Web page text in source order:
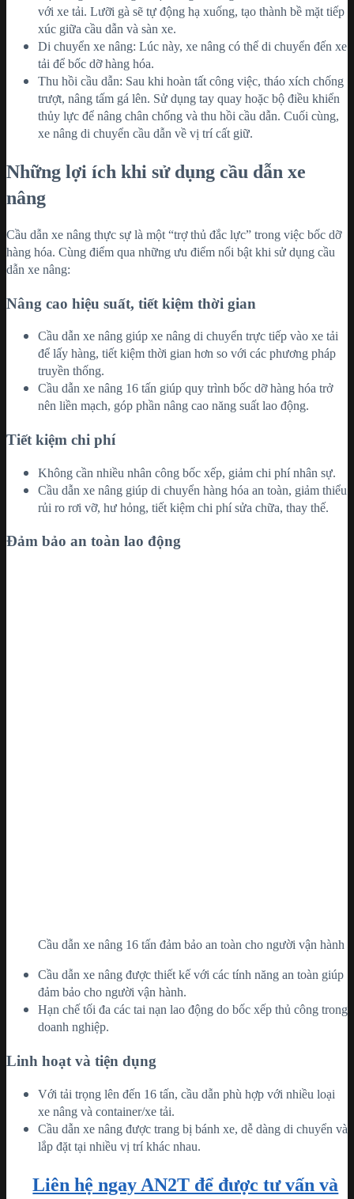
với xe tải. Lưỡi gà sẽ tự động hạ xuống, tạo thành bề mặt tiếp
xúc giữa cầu dẫn và sàn xe.
Di chuyển xe nâng: Lúc này, xe nâng có thể di chuyển đến xe
tải để bốc dỡ hàng hóa.
Thu hồi cầu dẫn: Sau khi hoàn tất công việc, tháo xích chống
trượt, nâng tấm gá lên. Sử dụng tay quay hoặc bộ điều khiển
thủy lực để nâng chân chống và thu hồi cầu dẫn. Cuối cùng,
xe nâng di chuyển cầu dẫn về vị trí cất giữ.
Những lợi ích khi sử dụng cầu dẫn xe
nâng
Cầu dẫn xe nâng thực sự là một “trợ thủ đắc lực” trong việc bốc dỡ
hàng hóa. Cùng điểm qua những ưu điểm nổi bật khi sử dụng cầu
dẫn xe nâng:
Nâng cao hiệu suất, tiết kiệm thời gian
Cầu dẫn xe nâng giúp xe nâng di chuyển trực tiếp vào xe tải
để lấy hàng, tiết kiệm thời gian hơn so với các phương pháp
truyền thống.
Cầu dẫn xe nâng 16 tấn giúp quy trình bốc dỡ hàng hóa trở
nên liền mạch, góp phần nâng cao năng suất lao động.
Tiết kiệm chi phí
Không cần nhiều nhân công bốc xếp, giảm chi phí nhân sự.
Cầu dẫn xe nâng giúp di chuyển hàng hóa an toàn, giảm thiểu
rủi ro rơi vỡ, hư hỏng, tiết kiệm chi phí sửa chữa, thay thế.
Đảm bảo an toàn lao động
Cầu dẫn xe nâng 16 tấn đảm bảo an toàn cho người vận hành
Cầu dẫn xe nâng được thiết kế với các tính năng an toàn giúp
đảm bảo cho người vận hành.
Hạn chế tối đa các tai nạn lao động do bốc xếp thủ công trong
doanh nghiệp.
Linh hoạt và tiện dụng
Với tải trọng lên đến 16 tấn, cầu dẫn phù hợp với nhiều loại
xe nâng và container/xe tải.
Cầu dẫn xe nâng được trang bị bánh xe, dễ dàng di chuyển và
lắp đặt tại nhiều vị trí khác nhau.
Liên hệ ngay AN2T để được tư vấn và